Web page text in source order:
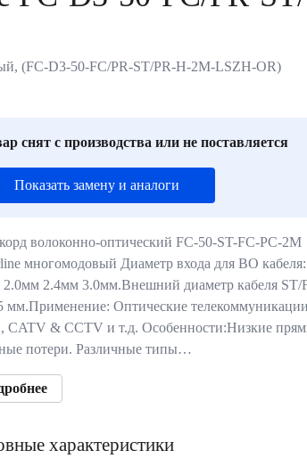
(FC-D3-50-FC/PR-ST/PR-H-2M-LSZH-OR)
снят с производства или не поставляется
Показать замену и аналоги
волоконно-оптический FC-50-ST-FC-PC-2M
многомодовый Диаметр входа для ВО
2.4мм 3.0мм.Внешний диаметр кабеля ST/
мм.Применение: Оптические
CATV & CCTV и т.д. Особенности:Низкие
потери. Различные типы…
характеристики